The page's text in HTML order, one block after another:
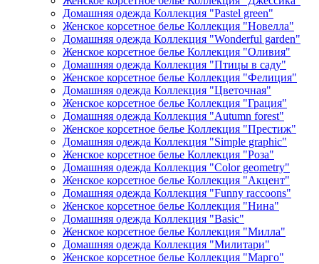
Домашняя одежда Коллекция "Pastel green"
Женское корсетное белье Коллекция "Новелла"
Домашняя одежда Коллекция "Wonderful garden"
Женское корсетное белье Коллекция "Оливия"
Домашняя одежда Коллекция "Птицы в саду"
Женское корсетное белье Коллекция "Фелиция"
Домашняя одежда Коллекция "Цветочная"
Женское корсетное белье Коллекция "Грация"
Домашняя одежда Коллекция "Autumn forest"
Женское корсетное белье Коллекция "Престиж"
Домашняя одежда Коллекция "Simple graphic"
Женское корсетное белье Коллекция "Роза"
Домашняя одежда Коллекция "Color geometry"
Женское корсетное белье Коллекция "Акцент"
Домашняя одежда Коллекция "Funny raccoons"
Женское корсетное белье Коллекция "Нина"
Домашняя одежда Коллекция "Basic"
Женское корсетное белье Коллекция "Милла"
Домашняя одежда Коллекция "Милитари"
Женское корсетное белье Коллекция "Марго"